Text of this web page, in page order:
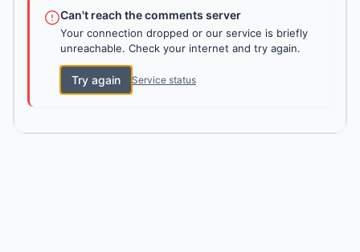
Can't reach the comments server
Your connection dropped or our service is briefly
unreachable. Check your internet and try again.
Try again Service status